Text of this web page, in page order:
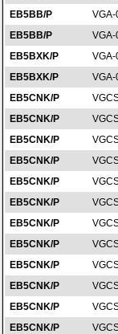
EB5BB/P
EB5BB/P
EB5BXK/P
EB5BXK/P
EB5CNK/P
EB5CNK/P
EB5CNK/P
EB5CNK/P
EB5CNK/P
EB5CNK/P
EB5CNK/P
EB5CNK/P
EB5CNK/P
EB5CNK/P
EB5CNK/P
EB5CNK/P